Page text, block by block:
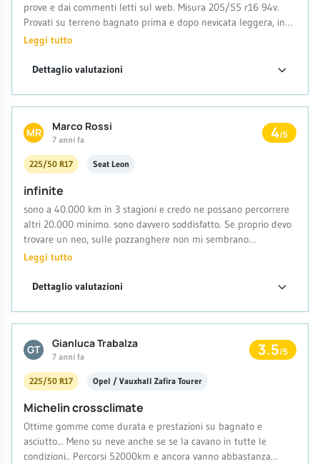
prove e dai commenti letti sul web. Misura 205/55 r16 94v.
Provati su terreno bagnato prima e dopo nevicata leggera, in
curva (70/80 kmh), frenata improvvisa (da 80kmh) e partenza
aderenza, confermo la silenziosità riscontrata dagli altri utenti.
della Michelin. Adesso vedremo la durata e se ci saranno
Leggi tutto
Dettaglio valutazioni
MR Marco Rossi
7 anni fa 4/5
225/50 R17 Seat Leon
infinite
sono a 40.000 km in 3 stagioni e credo ne possano percorrere
altri 20.000 minimo. sono davvero soddisfatto. Se proprio devo
trovare un neo, sulle pozzanghere non mi sembrano
sicurissime. Su neve fanno il loro dovere, su asciutto top,
Leggi tutto
Dettaglio valutazioni
GT Gianluca Trabalza
7 anni fa 3.5/5
225/50 R17 Opel / Vauxhall Zafira Tourer
Michelin crossclimate
Ottime gomme come durata e prestazioni su bagnato e
asciutto... Meno su neve anche se se la cavano in tutte le
condizioni.. Percorsi 52000km e ancora vanno abbastanza